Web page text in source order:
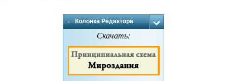
Колонка Редактора
Скачать: